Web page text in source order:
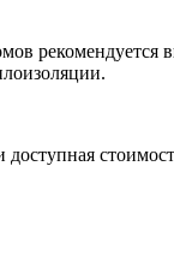
рекомендуется